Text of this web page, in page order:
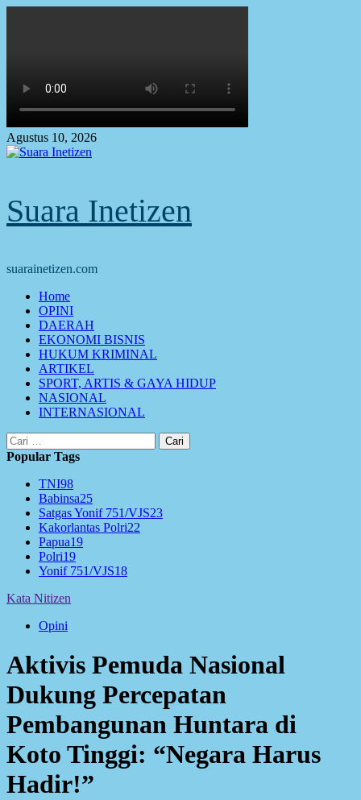
Agustus 10, 2026
Suara Inetizen
suarainetizen.com
Primary
Menu
Home
OPINI
DAERAH
EKONOMI BISNIS
HUKUM KRIMINAL
ARTIKEL
SPORT, ARTIS & GAYA HIDUP
NASIONAL
INTERNASIONAL
Cari
untuk:
Popular Tags
TNI98
Babinsa25
Satgas Yonif 751/VJS23
Kakorlantas Polri22
Papua19
Polri19
Yonif 751/VJS18
Kata Nitizen
Opini
Aktivis Pemuda Nasional
Dukung Percepatan
Pembangunan Huntara di
Koto Tinggi: “Negara Harus
Hadir!”